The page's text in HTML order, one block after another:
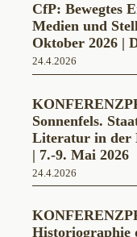
CfP: Bewegtes
Medien und
Oktober 2026 |
24.4.2026
Sonnenfels.
Literatur in der
| 7.-9. Mai 2026
24.4.2026
Historiographie